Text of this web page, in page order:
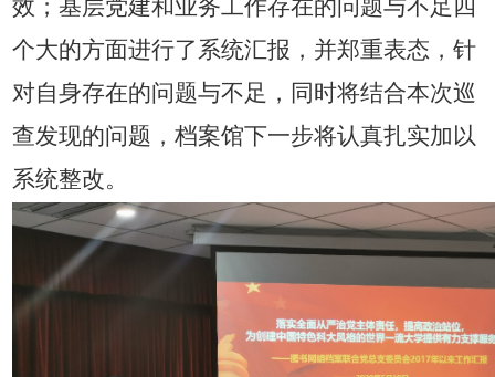
效；基层党建和业务工作存在的问题与不足四
个大的方面进行了系统汇报，并郑重表态，针
对自身存在的问题与不足，同时将结合本次巡
查发现的问题，档案馆下一步将认真扎实加以
系统整改。